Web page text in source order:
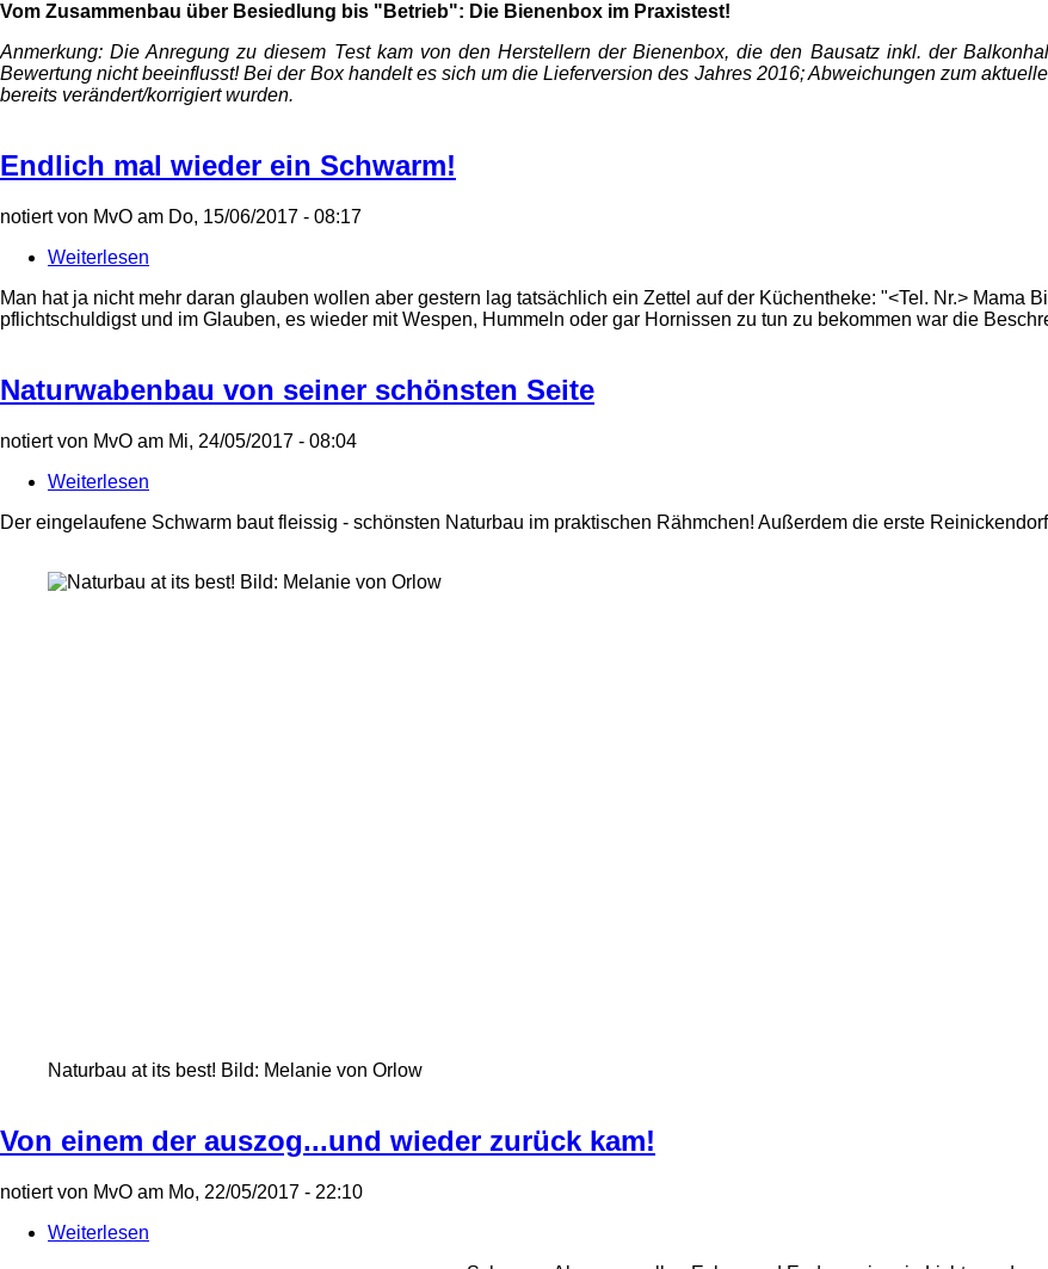
Bienenbox
Vom Zusammenbau über Besiedlung bis "Betrieb": Die Bienenbox im Praxistest!
Anmerkung: Die Anregung zu diesem Test kam von den Herstellern der Bienenbox, die den Bausatz inkl. der
Bewertung nicht beeinflusst! Bei der Box handelt es sich um die Lieferversion des Jahres 2016; Abweichungen zum
bereits verändert/korrigiert wurden.
Endlich mal wieder ein Schwarm!
notiert von MvO am Do, 15/06/2017 - 08:17
Weiterlesen
mal
wieder
Man hat ja nicht mehr daran glauben wollen aber gestern lag tatsächlich ein Zettel auf der Küchentheke: "<Tel. Nr.> Mama
pflichtschuldigst und im Glauben, es wieder mit Wespen, Hummeln oder gar Hornissen zu tun zu bekommen war die
Naturwabenbau von seiner schönsten Seite
notiert von MvO am Mi, 24/05/2017 - 08:04
Weiterlesen
von
Seite
Der eingelaufene Schwarm baut fleissig - schönsten Naturbau im praktischen Rähmchen! Außerdem die erste
Naturbau at its best! Bild: Melanie von Orlow
Von einem der auszog...und wieder zurück kam!
notiert von MvO am Mo, 22/05/2017 - 22:10
Weiterlesen